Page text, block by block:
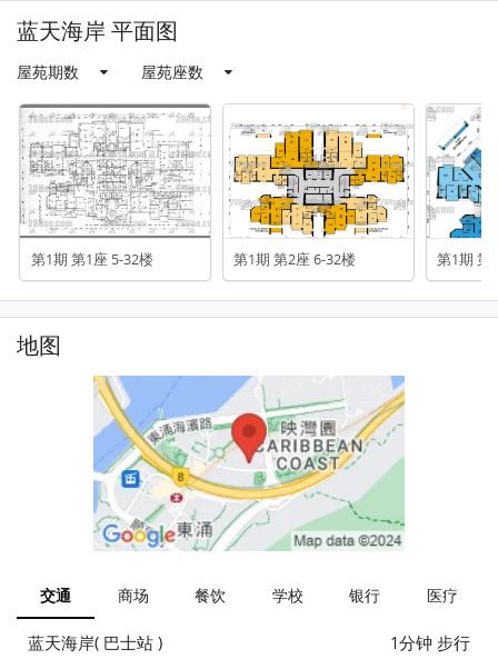
蓝天海岸 平面图
屋苑期数 屋苑座数
第1期 第1座 5-32楼 第1期 第2座 6-32楼 第1期 第
地图
交通 商场 餐饮 学校 银行 医疗
蓝天海岸( 巴士站 )
1分钟 步行